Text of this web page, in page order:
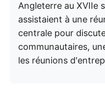
Angleterre au XVIIe
assistaient à une
centrale pour
communautaires,
les réunions